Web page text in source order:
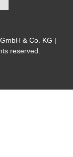
& Co. KG |
reserved.